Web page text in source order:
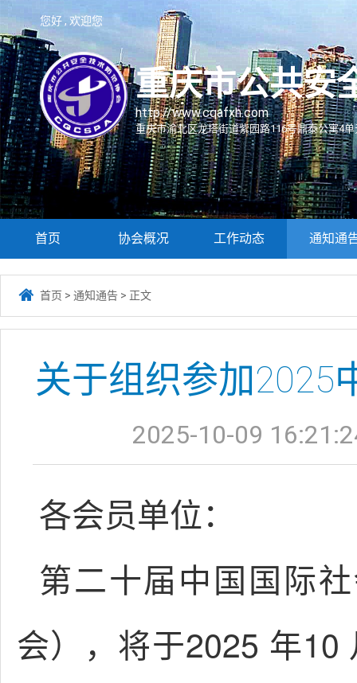
您好 , 欢迎您
重庆市公共安
http://www.cqafxh.com
重庆市渝北区龙塔街道紫园路116号鼎泰公寓4单
首页 协会概况 工作动态 通知通
 首页 > 通知通告 > 正文
关于组织参加2025
2025-10-09
各会员单位：
第二十届中国国际
会），将于2025 年